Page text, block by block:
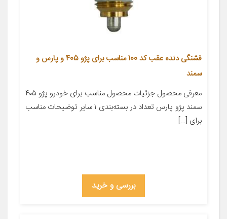
فشنگی دنده عقب کد 100 مناسب برای پژو 405 و پارس و
سمند
معرفی محصول جزئیات محصول مناسب برای خودرو پژو ۴۰۵
سمند پژو پارس تعداد در بسته‌بندی ۱ سایر توضیحات مناسب
برای […]
بررسی و خرید